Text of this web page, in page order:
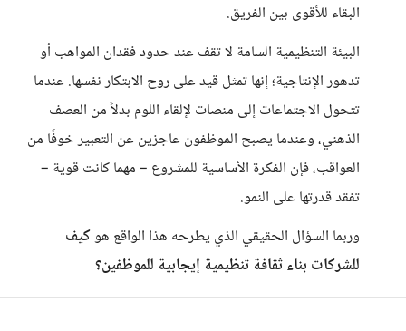
البقاء للأقوى بين الفريق.
البيئة التنظيمية السامة لا تقف عند حدود فقدان المواهب أو
تدهور الإنتاجية؛ إنها تمثل قيد على روح الابتكار نفسها. عندما
تتحول الاجتماعات إلى منصات لإلقاء اللوم بدلاً من العصف
الذهني، وعندما يصبح الموظفون عاجزين عن التعبير خوفًا من
العواقب، فإن الفكرة الأساسية للمشروع – مهما كانت قوية –
تفقد قدرتها على النمو.
وربما السؤال الحقيقي الذي يطرحه هذا الواقع هوكيف
للشركات بناء ثقافة تنظيمية إيجابية للموظفين؟